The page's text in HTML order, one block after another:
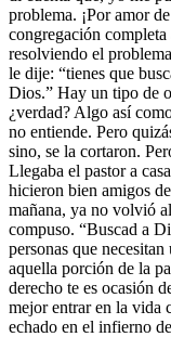
problema. ¡Por amor
congregación
resolviendo el
le dije: “tienes que
Dios.” Hay un tipo de
¿verdad? Algo así
no entiende. Pero
sino, se la cortaron.
Llegaba el pastor a
hicieron bien amigos
mañana, ya no volvió
compuso. “Buscad a
personas que
aquella porción de la
derecho te es ocasión
mejor entrar en la vida
echado en el infierno